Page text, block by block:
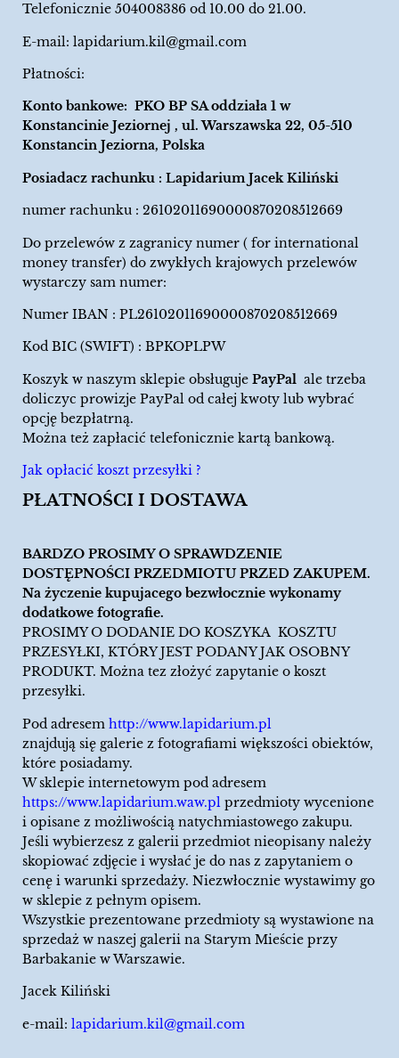
Telefonicznie 504008386 od 10.00 do 21.00.
E-mail: lapidarium.kil@gmail.com
Płatności:
Konto bankowe: PKO BP SA oddziała 1 w
Konstancinie Jeziornej , ul. Warszawska 22, 05-510
Konstancin Jeziorna, Polska
Posiadacz rachunku : Lapidarium Jacek Kiliński
numer rachunku : 26102011690000870208512669
Do przelewów z zagranicy numer ( for international
money transfer) do zwykłych krajowych przelewów
wystarczy sam numer:
Numer IBAN : PL26102011690000870208512669
Kod BIC (SWIFT) : BPKOPLPW
Koszyk w naszym sklepie obsługuje PayPal ale trzeba
doliczyc prowizje PayPal od całej kwoty lub wybrać
opcję bezpłatrną.
Można też zapłacić telefonicznie kartą bankową.
Jak opłacić koszt przesyłki ?
PŁATNOŚCI I DOSTAWA
BARDZO PROSIMY O SPRAWDZENIE
DOSTĘPNOŚCI PRZEDMIOTU PRZED ZAKUPEM.
Na życzenie kupujacego bezwłocznie wykonamy
dodatkowe fotografie.
PROSIMY O DODANIE DO KOSZYKA KOSZTU
PRZESYŁKI, KTÓRY JEST PODANY JAK OSOBNY
PRODUKT. Można tez złożyć zapytanie o koszt
przesyłki.
Pod adresem http://www.lapidarium.pl
znajdują się galerie z fotografiami większości obiektów,
które posiadamy.
W sklepie internetowym pod adresem
https://www.lapidarium.waw.pl przedmioty wycenione
i opisane z możliwością natychmiastowego zakupu.
Jeśli wybierzesz z galerii przedmiot nieopisany należy
skopiować zdjęcie i wysłać je do nas z zapytaniem o
cenę i warunki sprzedaży. Niezwłocznie wystawimy go
w sklepie z pełnym opisem.
Wszystkie prezentowane przedmioty są wystawione na
sprzedaż w naszej galerii na Starym Mieście przy
Barbakanie w Warszawie.
Jacek Kiliński
e-mail: lapidarium.kil@gmail.com